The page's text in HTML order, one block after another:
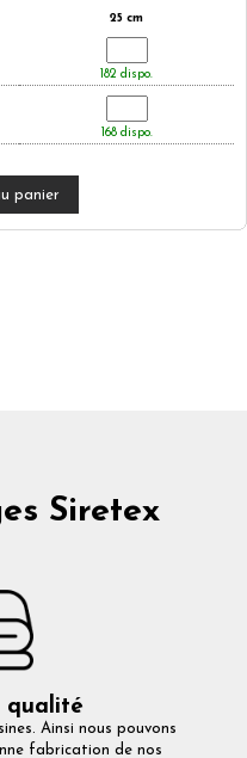
25 cm
182 dispo.
168 dispo.
panier
Siretex
qualité
Ainsi nous pouvons
fabrication de nos